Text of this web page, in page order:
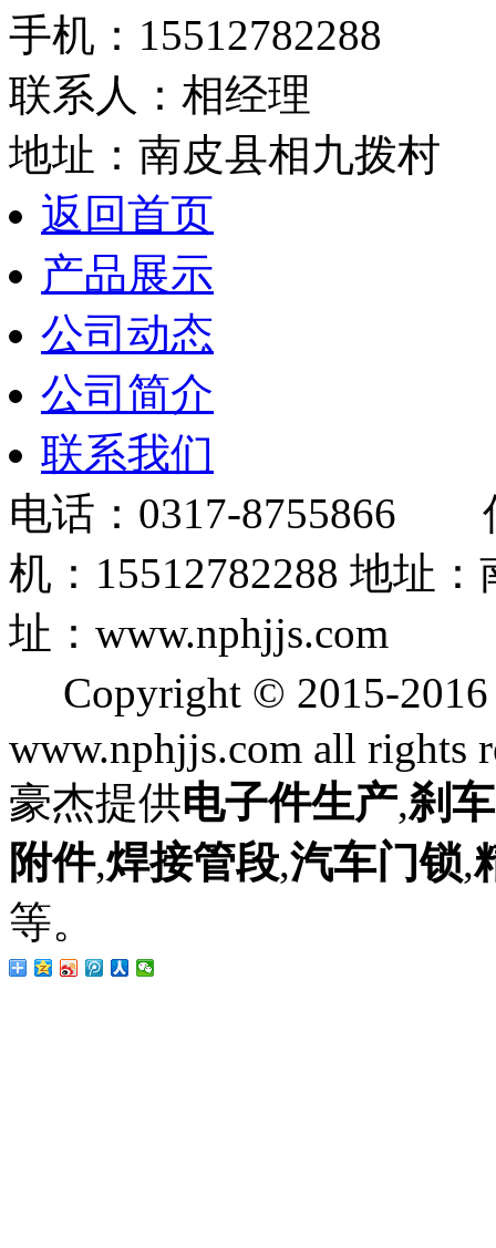
手机：15512782288
联系人：相经理
地址：南皮县相九拨村
返回首页
产品展示
公司动态
公司简介
联系我们
电话：0317-8755866
机：15512782288 地
址：www.nphjjs.com
Copyright © 2015-
www.nphjjs.com all rights
豪杰提供电子件生产,刹
附件,焊接管段,汽车门锁,
等。